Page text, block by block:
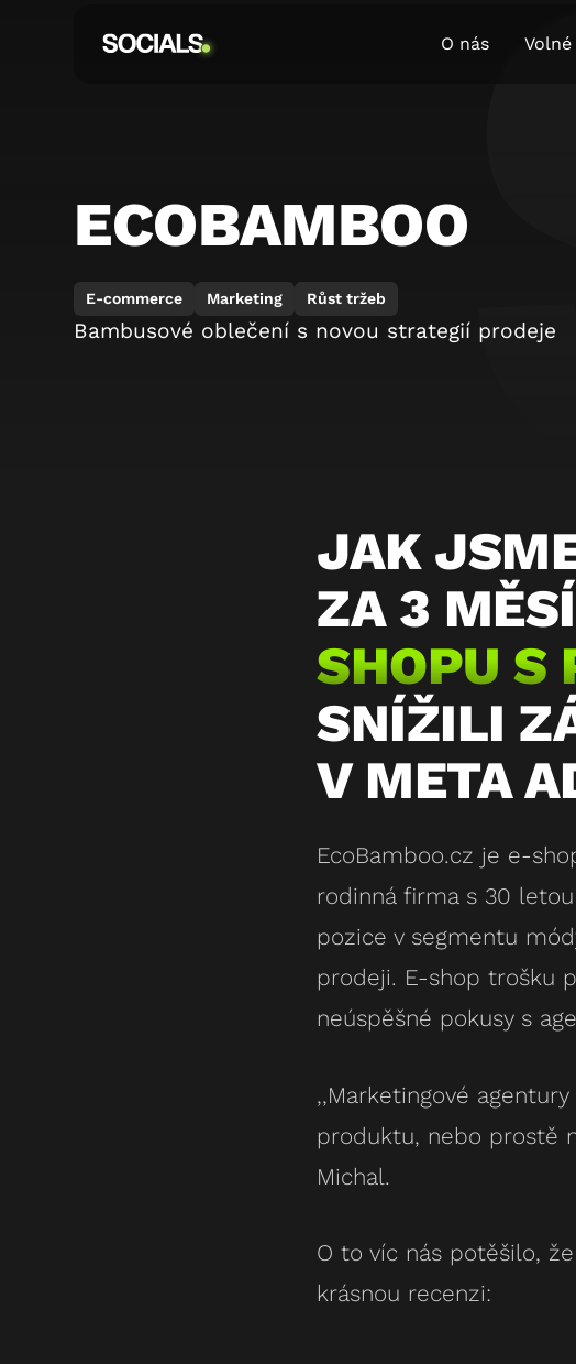
O nás
ECOBAMBOO
E-commerce Marketing Růst tržeb
Bambusové oblečení s novou strategií prodeje
JAK
ZA 3
SHOPU S
SNÍŽILI
V META
EcoBamboo.cz je e-
rodinná firma s 30
pozice v segmentu
prodeji. E-shop trošku
neúspěšné pokusy s
,,Marketingové
produktu, nebo prostě
Michal.
O to víc nás potěšilo,
krásnou recenzi: